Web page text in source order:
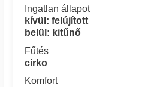
Ingatlan állapot
kívül: felújított
belül: kitűnő
Fűtés
cirko
Komfort